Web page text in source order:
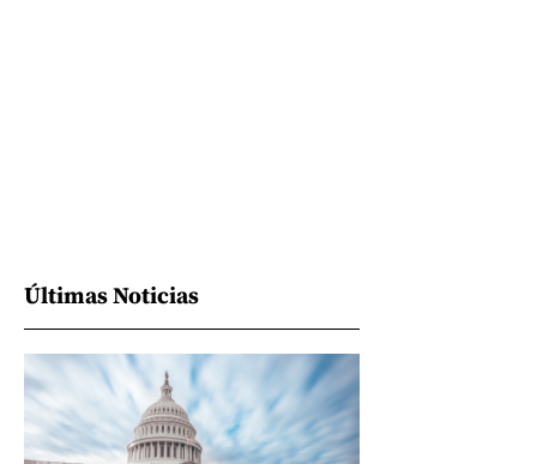
Últimas Noticias